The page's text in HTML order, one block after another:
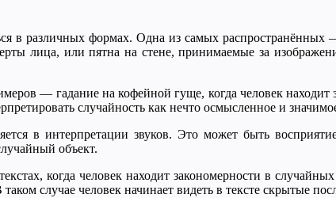
в различных формах. Одна из самых распространённых
лица, или пятна на стене, принимаемые за
— гадание на кофейной гуще, когда человек находит
случайность как нечто осмысленное и
в интерпретации звуков. Это может быть
объект.
когда человек находит закономерности в
случае человек начинает видеть в тексте скрытые